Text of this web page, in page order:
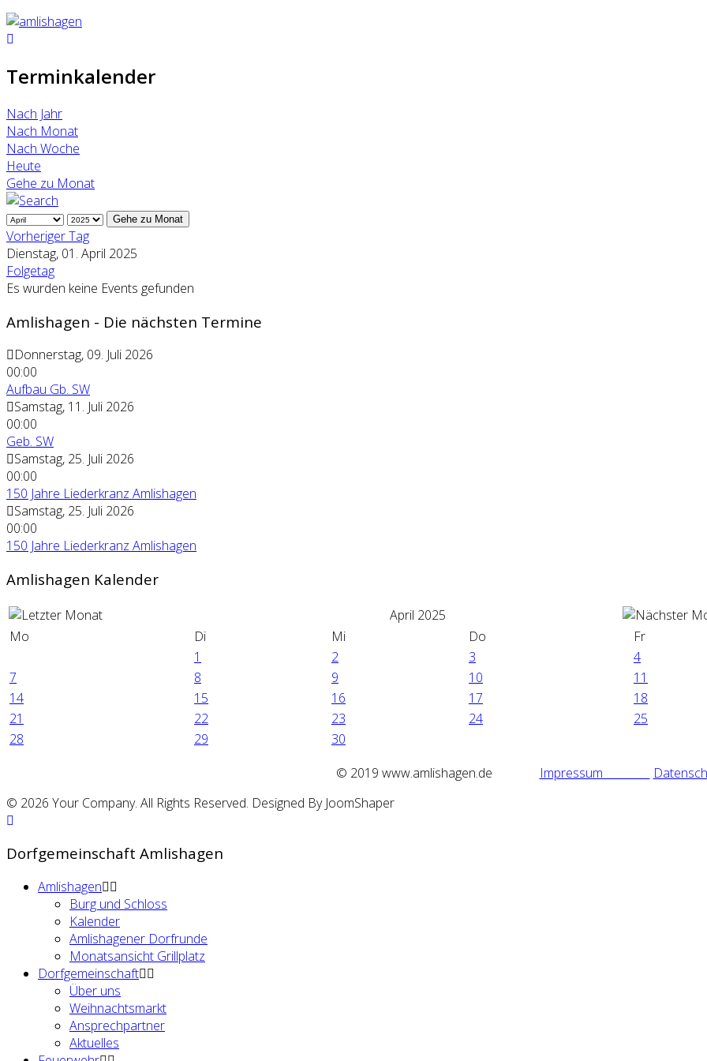
Terminkalender
Nach Jahr
Nach Monat
Nach Woche
Heute
Gehe zu Monat
Gehe zu Monat
Vorheriger Tag
Dienstag, 01. April 2025
Folgetag
Es wurden keine Events gefunden
Amlishagen - Die nächsten Termine
Donnerstag, 09. Juli 2026
00:00
Aufbau Gb. SW
Samstag, 11. Juli 2026
00:00
Geb. SW
Samstag, 25. Juli 2026
00:00
150 Jahre Liederkranz Amlishagen
Samstag, 25. Juli 2026
00:00
150 Jahre Liederkranz Amlishagen
Amlishagen Kalender
April 2025
Mo
Di Mi Do Fr
1
2 3 4
7
8 9 10 11
14
15 16 17 18
21
22 23 24 25
28
29
30
© 2019 www.amlishagen.de Impressum
© 2026 Your Company. All Rights Reserved. Designed By JoomShaper
Dorfgemeinschaft Amlishagen
Amlishagen
Burg und Schloss
Kalender
Amlishagener Dorfrunde
Monatsansicht Grillplatz
Dorfgemeinschaft
Über uns
Weihnachtsmarkt
Ansprechpartner
Aktuelles